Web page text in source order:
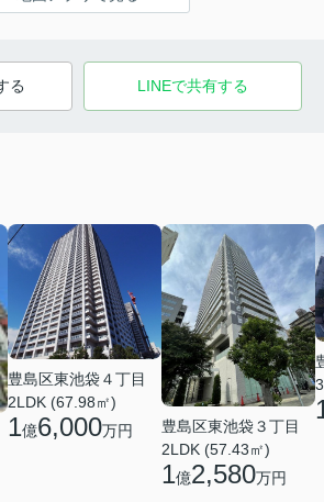
る LINEで共有する
豊島区東池袋４丁目
2LDK (67.98㎡)
1億6,000万円
豊島区東池袋３丁目
2LDK (57.43㎡)
1億2,580万円